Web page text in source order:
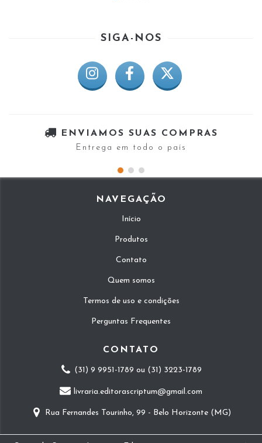
SIGA-NOS
ENVIAMOS SUAS COMPRAS
Entrega em todo o país
NAVEGAÇÃO
Início
Produtos
Contato
Quem somos
Termos de uso e condições
Perguntas Frequentes
CONTATO
(31) 9 9951-1789 ou (31) 3223-1789
livraria.editorascriptum@gmail.com
Rua Fernandes Tourinho, 99 - Belo Horizonte (MG)